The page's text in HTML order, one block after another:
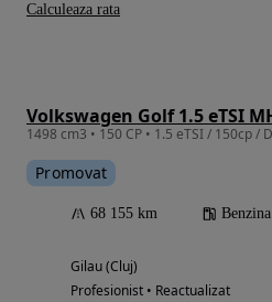
Promovat
68 155 km Benzina
Gilau (Cluj)
Profesionist • Reactualizat
Calculeaza rata